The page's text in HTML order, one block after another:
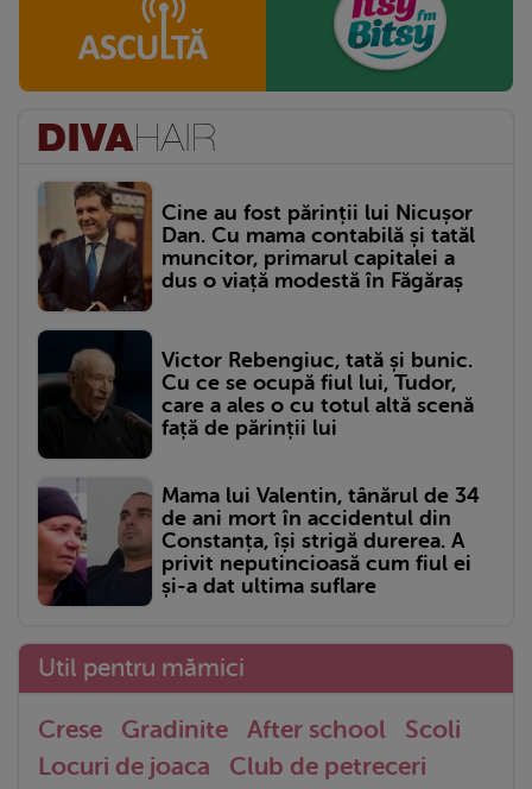
Cine au fost părinții lui Nicușor
Dan. Cu mama contabilă și tatăl
muncitor, primarul capitalei a
dus o viață modestă în Făgăraș
Victor Rebengiuc, tată și bunic.
Cu ce se ocupă fiul lui, Tudor,
care a ales o cu totul altă scenă
față de părinții lui
Mama lui Valentin, tânărul de 34
de ani mort în accidentul din
Constanța, își strigă durerea. A
privit neputincioasă cum fiul ei
și-a dat ultima suflare
Util pentru mămici
Crese Gradinite After school
Scoli
Locuri de joaca
Club de petreceri